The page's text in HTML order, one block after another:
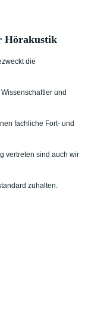
Hörakustik
die
und
fachliche Fort- und
vertreten sind auch wir
zuhalten.